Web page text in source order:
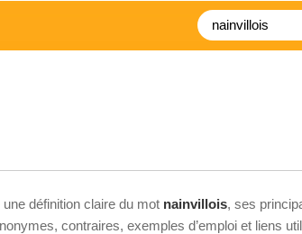
définition claire du mot nainvillois, ses
contraires, exemples d’emploi et liens